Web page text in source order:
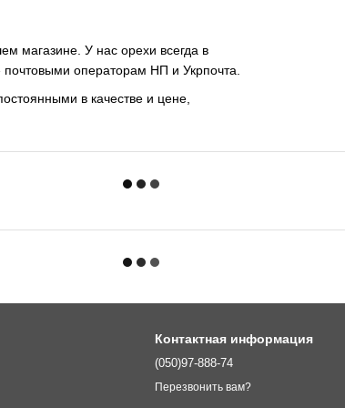
магазине. У нас орехи всегда в
почтовыми операторам НП и Укрпочта.
в качестве и цене,
Контактная информация
(050)97-888-74
Перезвонить вам?